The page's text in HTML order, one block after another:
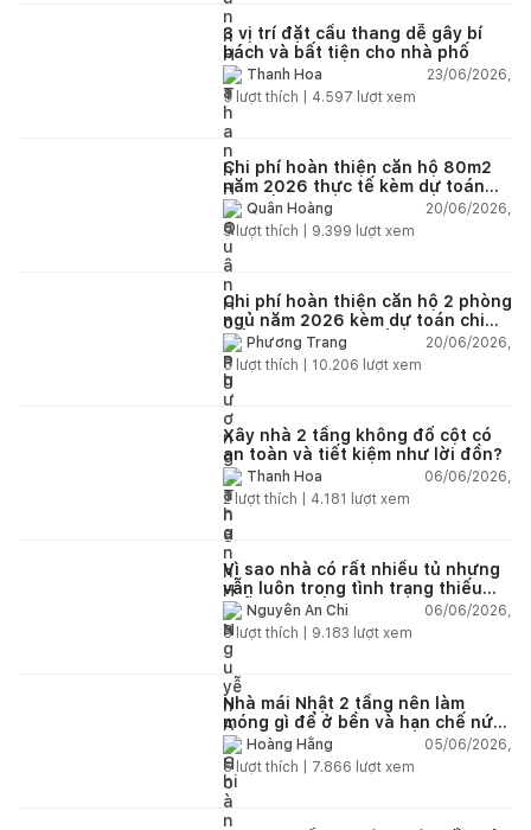
3 vị trí đặt cầu thang dễ gây bí
bách và bất tiện cho nhà phố
Thanh Hoa
23/06/2026,
5 lượt thích | 4.597 lượt xem
Chi phí hoàn thiện căn hộ 80m2
năm 2026 thực tế kèm dự toán
chi tiết từng hạng mục
Quân Hoàng
20/06/2026,
9lượt thích | 9.399 lượt xem
Chi phí hoàn thiện căn hộ 2 phòng
ngủ năm 2026 kèm dự toán chi
tiết và ví dụ thực tế
Phương Trang
20/06/2026,
5 lượt thích | 10.206 lượt xem
Xây nhà 2 tầng không đổ cột có
an toàn và tiết kiệm như lời đồn?
Thanh Hoa
06/06/2026,
2lượt thích | 4.181 lượt xem
Vì sao nhà có rất nhiều tủ nhưng
vẫn luôn trong tình trạng thiếu
chỗ chứa đồ?
Nguyễn An Chi
06/06/2026,
5lượt thích | 9.183 lượt xem
Nhà mái Nhật 2 tầng nên làm
móng gì để ở bền và hạn chế nứt
lún?Hoàng Hằng
05/06/2026,
5lượt thích | 7.866 lượt xem